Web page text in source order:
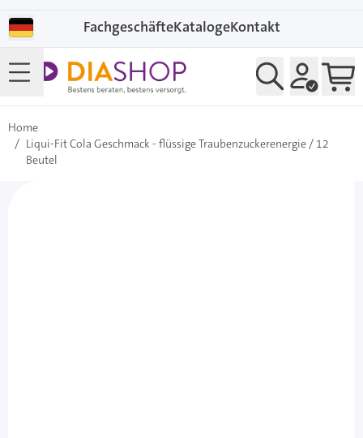
FachgeschäfteKatalogeKontakt
Home
/ Liqui-Fit Cola Geschmack - flüssige Traubenzuckerenergie / 12
Beutel